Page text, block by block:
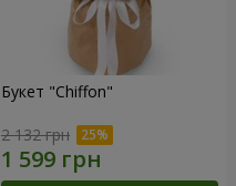
Букет "Chiffon"
2 132 грн